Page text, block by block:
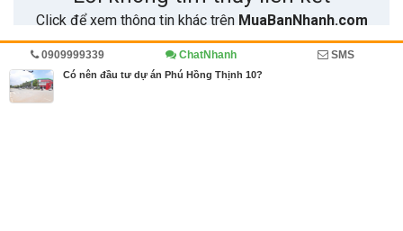
Trang chủ Kinh doanh Diễn đàn
0909999339 ChatNhanh SMS
Có nên đầu tư dự án Phú Hồng Thịnh 10?